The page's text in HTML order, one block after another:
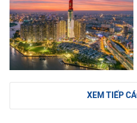
XEM TIẾP